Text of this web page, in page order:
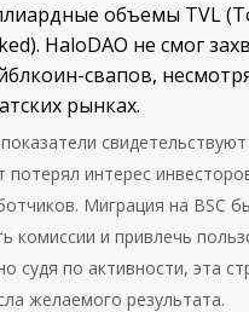
объемы TVL
HaloDAO не смог
свапов,
рынках.
потерял интерес
Миграция на BSC
комиссии и привлечь
судя по активности, эта
желаемого результата.